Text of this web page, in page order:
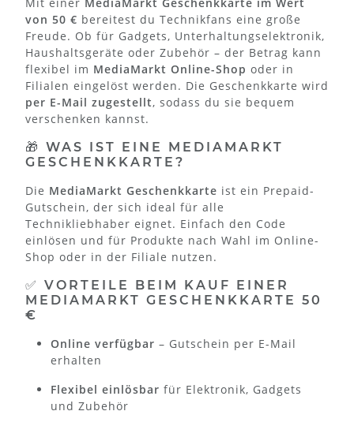
von 50 € bereitest du Technikfans eine große
Freude. Ob für Gadgets, Unterhaltungselektronik,
Haushaltsgeräte oder Zubehör – der Betrag kann
flexibel im MediaMarkt Online-Shop oder in
Filialen eingelöst werden. Die Geschenkkarte wird
per E-Mail zugestellt, sodass du sie bequem
verschenken kannst.
🎁 WAS IST EINE MEDIAMARKT
GESCHENKKARTE?
Die MediaMarkt Geschenkkarte ist ein Prepaid-
Gutschein, der sich ideal für alle
Technikliebhaber eignet. Einfach den Code
einlösen und für Produkte nach Wahl im Online-
Shop oder in der Filiale nutzen.
✅ VORTEILE BEIM KAUF EINER
MEDIAMARKT GESCHENKKARTE 50
€
Online verfügbar – Gutschein per E-Mail
erhalten
Flexibel einlösbar für Elektronik, Gadgets
und Zubehör